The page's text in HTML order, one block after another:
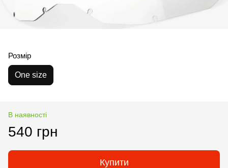
Розмір
One size
В наявності
540 грн
Купити